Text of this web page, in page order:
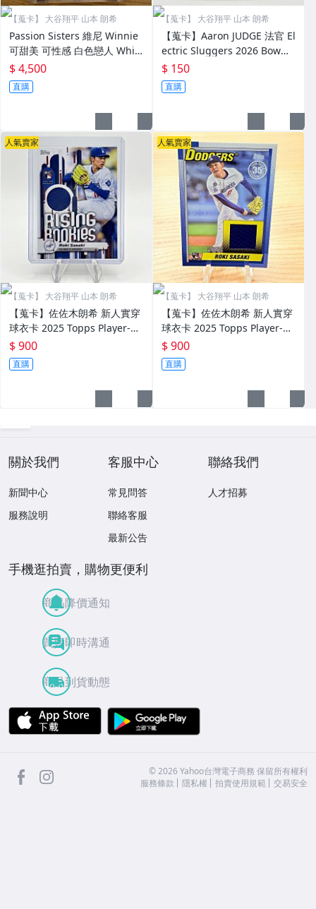
【蒐卡】 大谷翔平 山本 朗希
Passion Sisters 維尼 Winnie
可甜美 可性感 白色戀人 Whit
e Lovers 限量8張尾號 RC 蕾
絲 簽名卡+吐舌笑臉插畫
$ 4,500
直購
【蒐卡】 大谷翔平 山本 朗希
【蒐卡】Aaron JUDGE 法官 El
ectric Sluggers 2026 Bowma
n Baseball
$ 150
直購
人氣賣家
【蒐卡】 大谷翔平 山本 朗希
【蒐卡】佐佐木朗希 新人實穿
球衣卡 2025 Topps Player-W
orn Relic RC Rising Rookie R
oki Sasaki
$ 900
直購
人氣賣家
【蒐卡】 大谷翔平 山本 朗希
【蒐卡】佐佐木朗希 新人實穿
球衣卡 2025 Topps Player-W
orn Relic RC Roki Sasaki
$ 900
直購
關於我們
新聞中心
服務說明
客服中心
常見問答
聯絡客服
最新公告
聯絡我們
人才招募
手機逛拍賣，購物更便利
商品降價通知
買賣即時溝通
商品到貨動態
APP Store
facebook ©2026 Yahoo台灣電子商務 保留所有權利
服務條款
隱私權 拍賣使用規範 交易安全